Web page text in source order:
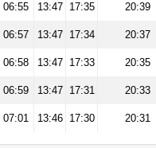
06:55 13:47 17:35 20:39
06:57 13:47 17:34 20:37
06:58 13:47 17:33 20:35
06:59 13:47 17:31 20:33
07:01 13:46 17:30 20:31